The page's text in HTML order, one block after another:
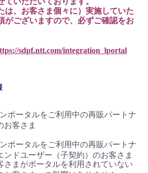
は、お客さま個々に）実施していた
がございますので、必ずご確認をお
sdpf.ntt.com/integration_lportal
ポータルをご利用中の再販パートナ
お客さま​
ポータルをご利用中の再販パートナ
ンドユーザー（子契約）のお客さま
まがポータルを利用されていない